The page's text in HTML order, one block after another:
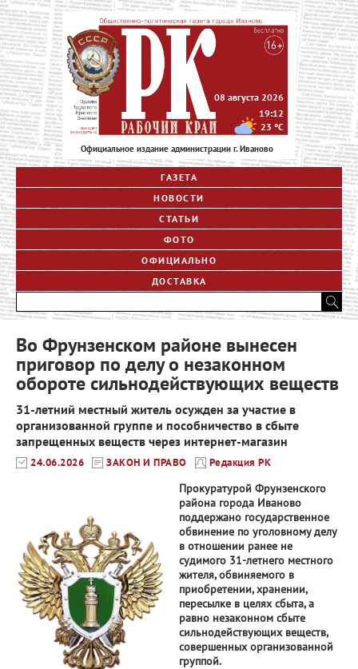
Официальное издание администрации г. Иваново
08 августа 2026
19:12
23 °C
ГАЗЕТА
НОВОСТИ
СТАТЬИ
ФОТО
ОФИЦИАЛЬНО
ДОСТАВКА
Во Фрунзенском районе вынесен
приговор по делу о незаконном
обороте сильнодействующих веществ
31-летний местный житель осужден за участие в
организованной группе и пособничество в сбыте
запрещенных веществ через интернет-магазин
24.06.2026 ЗАКОН И ПРАВО Редакция РК
Прокуратурой Фрунзенского
района города Иваново
поддержано государственное
обвинение по уголовному делу
в отношении ранее не
судимого 31-летнего местного
жителя, обвиняемого в
приобретении, хранении,
пересылке в целях сбыта, а
равно незаконном сбыте
сильнодействующих веществ,
совершенных организованной
группой.